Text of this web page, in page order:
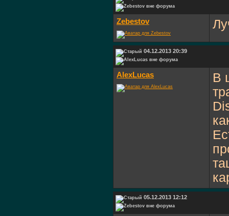
Zebestov
04.12.2013 20:39
AlexLucas
В
05.12.2013 12:12